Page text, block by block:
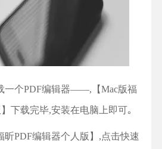
一个PDF编辑器——,【Mac版福
下载完毕,安装在电脑上即可｡
昕PDF编辑器个人版】,点击快速